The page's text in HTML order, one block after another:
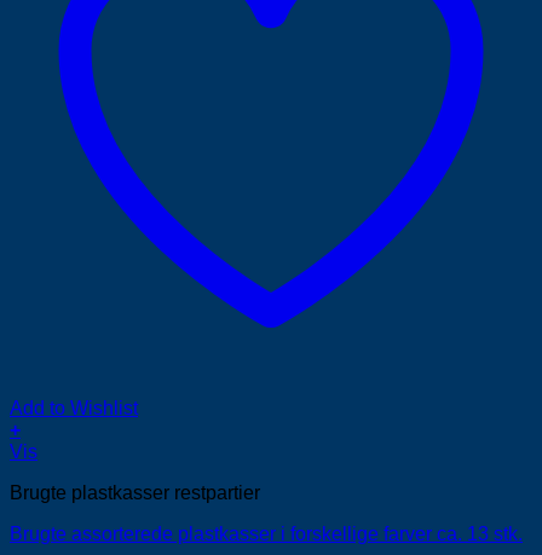
Add to Wishlist
+
Vis
Brugte plastkasser restpartier
Brugte assorterede plastkasser i forskellige farver ca. 13 stk.